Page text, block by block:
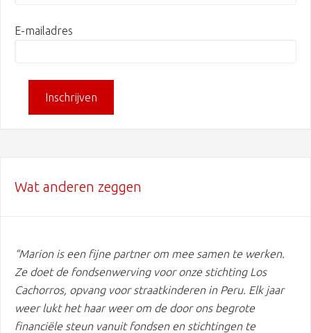
E-mailadres
Wat anderen zeggen
“Marion is een fijne partner om mee samen te werken.
Ze doet de fondsenwerving voor onze stichting Los
Cachorros, opvang voor straatkinderen in Peru. Elk jaar
weer lukt het haar weer om de door ons begrote
financiële steun vanuit fondsen en stichtingen te